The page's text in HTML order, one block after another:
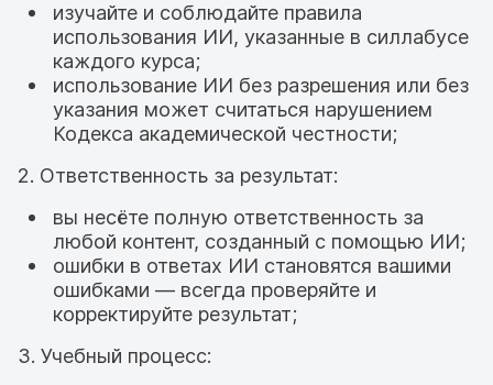
изучайте и соблюдайте правила
использования ИИ, указанные в силлабусе
каждого курса;
использование ИИ без разрешения или без
указания может считаться нарушением
Кодекса академической честности;
2. Ответственность за результат:
вы несёте полную ответственность за
любой контент, созданный с помощью ИИ;
ошибки в ответах ИИ становятся вашими
ошибками — всегда проверяйте и
корректируйте результат;
3. Учебный процесс: